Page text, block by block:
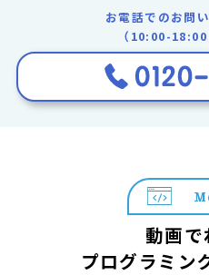
お電話でのお問
（10:00-18:00
動画で
プログラミン